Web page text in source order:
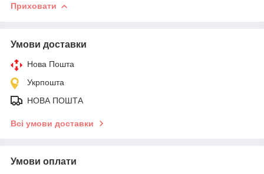
Приховати
Умови доставки
Нова Пошта
Укрпошта
НОВА ПОШТА
Всі умови доставки
Умови оплати